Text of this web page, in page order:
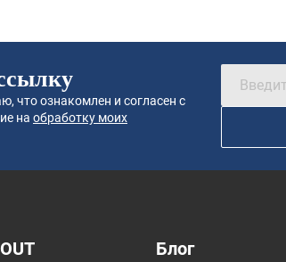
что ознакомлен и согласен с
на обработку моих
Блог